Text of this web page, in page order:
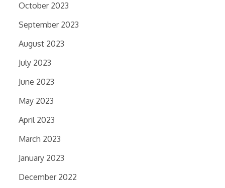
October 2023
September 2023
August 2023
July 2023
June 2023
May 2023
April 2023
March 2023
January 2023
December 2022